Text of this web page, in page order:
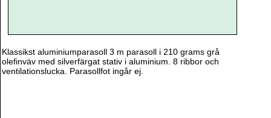
Klassikst aluminiumparasoll 3 m parasoll i 210 grams grå
olefinväv med silverfärgat stativ i aluminium. 8 ribbor och
ventilationslucka. Parasollfot ingår ej.